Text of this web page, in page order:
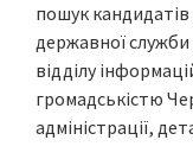
пошук кандидатів
державної служби
відділу
громадськістю
адміністрації,